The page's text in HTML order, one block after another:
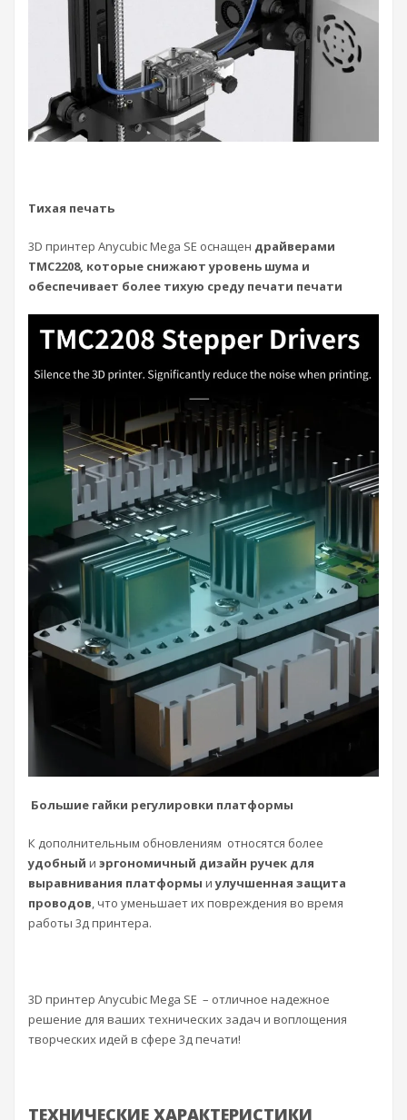
Тихая печать
3D принтер Anycubic Mega SE оснащен драйверами
TMC2208, которые снижают уровень шума и
обеспечивает более тихую среду печати печати
Большие гайки регулировки платформы
К дополнительным обновлениям относятся более
удобный и эргономичный дизайн ручек для
выравнивания платформы иулучшенная защита
проводов, что уменьшает их повреждения во время
работы 3д принтера.
3D принтер Anycubic Mega SE – отличное надежное
решение для ваших технических задач и воплощения
творческих идей в сфере 3д печати!
ТЕХНИЧЕСКИЕ ХАРАКТЕРИСТИКИ